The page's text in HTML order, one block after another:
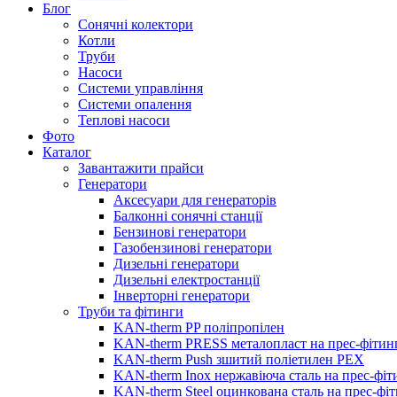
Блог
Сонячні колектори
Котли
Труби
Насоси
Системи управління
Системи опалення
Теплові насоси
Фото
Каталог
Завантажити прайси
Генератори
Аксесуари для генераторів
Балконні сонячні станції
Бензинові генератори
Газобензинові генератори
Дизельні генератори
Дизельні електростанції
Інверторні генератори
Труби та фітинги
KAN-therm PP поліпропілен
KAN-therm PRESS металопласт на прес-
KAN-therm Push зшитий поліетилен PEX
KAN-therm Inox нержавіюча сталь на прес-
KAN-therm Steel оцинкована сталь на прес-